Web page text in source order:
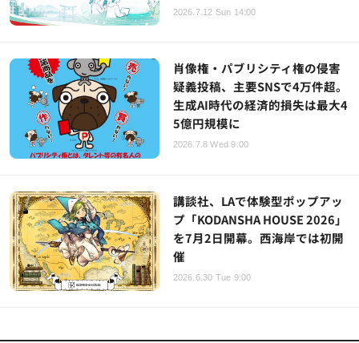
2026.7.12 Sun 14:00
肖像権・パブリシティ権の侵害
疑義投稿、主要SNSで4万件超。
生成AI時代の経済的損失は最大4
5億円規模に
2026.7.8 Wed 9:00
講談社、LAで体験型ポップアッ
プ「KODANSHA HOUSE 2026」
を7月2日開幕。西海岸では初開
催
2026.6.30 Tue 9:00